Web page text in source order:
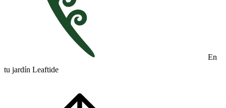
En
tu jardín Leaftide